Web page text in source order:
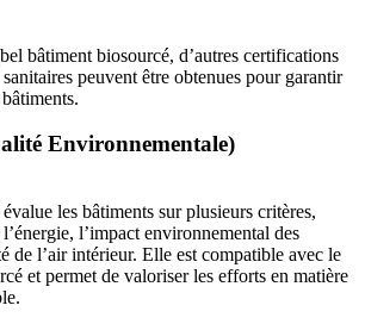
bâtiment biosourcé, d’autres certifications
peuvent être obtenues pour garantir
Environnementale)
les bâtiments sur plusieurs critères,
l’impact environnemental des
de l’air intérieur. Elle est compatible avec le
et permet de valoriser les efforts en matière